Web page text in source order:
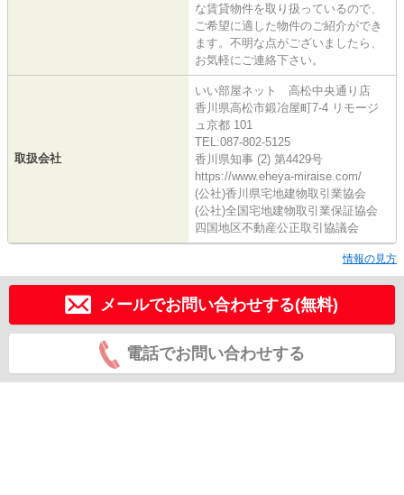
な賃貸物件を取り扱っているので、
ご希望に適した物件のご紹介ができ
ます。不明な点がございましたら、
お気軽にご連絡下さい。
取扱会社
いい部屋ネット 高松中央通り店
香川県高松市鍛冶屋町7-4 リモージ
ュ京都 101
TEL:087-802-5125
香川県知事 (2) 第4429号
https://www.eheya-miraise.com/
(公社)香川県宅地建物取引業協会
(公社)全国宅地建物取引業保証協会
四国地区不動産公正取引協議会
情報の見方
メールでお問い合わせする(無料)
電話でお問い合わせする